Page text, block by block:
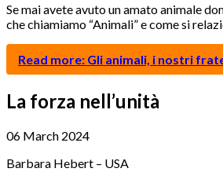
Se mai avete avuto un amato animale
che chiamiamo “Animali” e come si
Read more: Gli animali, i nostri
La forza nell’unità
06 March 2024
Barbara Hebert – USA